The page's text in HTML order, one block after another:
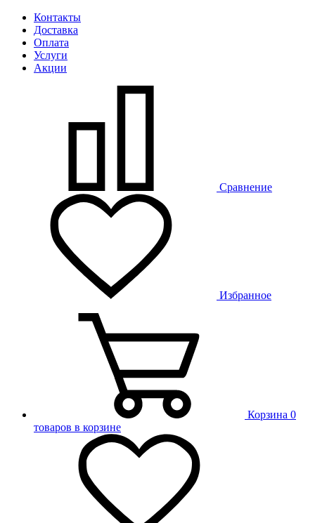
Контакты
Доставка
Оплата
Услуги
Акции
Сравнение
Избранное
Корзина 0
товаров в корзине